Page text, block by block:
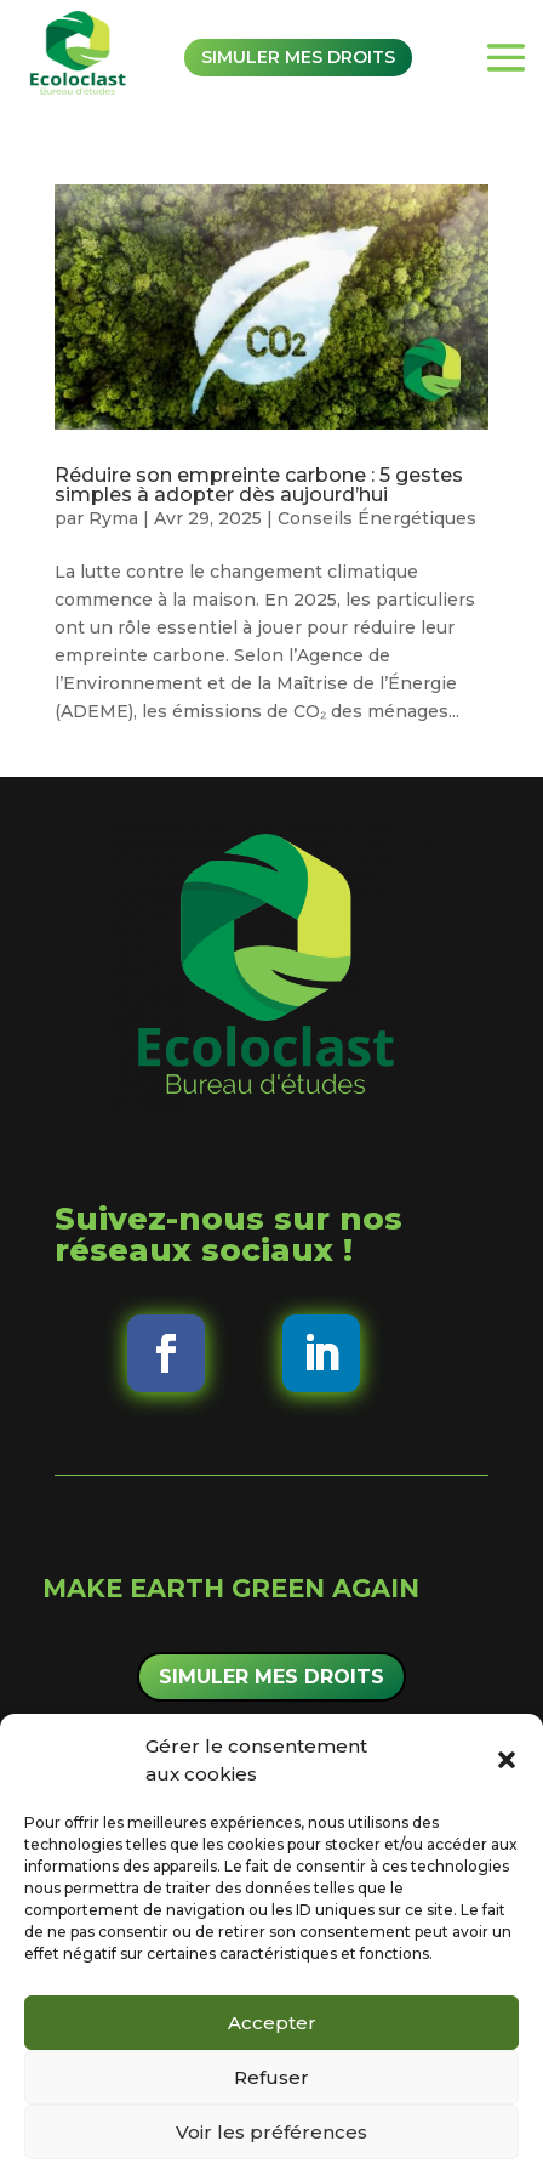
Gérer le consentement
aux cookies
Pour offrir les meilleures expériences, nous utilisons des
technologies telles que les cookies pour stocker et/ou accéder aux
informations des appareils. Le fait de consentir à ces technologies
nous permettra de traiter des données telles que le
comportement de navigation ou les ID uniques sur ce site. Le fait
de ne pas consentir ou de retirer son consentement peut avoir un
effet négatif sur certaines caractéristiques et fonctions.
Accepter
Refuser
Voir les préférences
SIMULER MES DROITS
Réduire son empreinte carbone : 5 gestes
simples à adopter dès aujourd’hui
par Ryma | Avr 29, 2025 | Conseils Énergétiques
La lutte contre le changement climatique
commence à la maison. En 2025, les particuliers
ont un rôle essentiel à jouer pour réduire leur
empreinte carbone. Selon l’Agence de
l’Environnement et de la Maîtrise de l’Énergie
(ADEME), les émissions de CO₂ des ménages...
Suivez-nous sur nos
réseaux sociaux !
MAKE EARTH GREEN AGAIN
SIMULER MES DROITS
Mon Accompagnateur Renov’
Audit énergétique
Diagnostic Immobilier
L’Actu énergétique
FAQ
Mentions légales
Politique de confidentialité